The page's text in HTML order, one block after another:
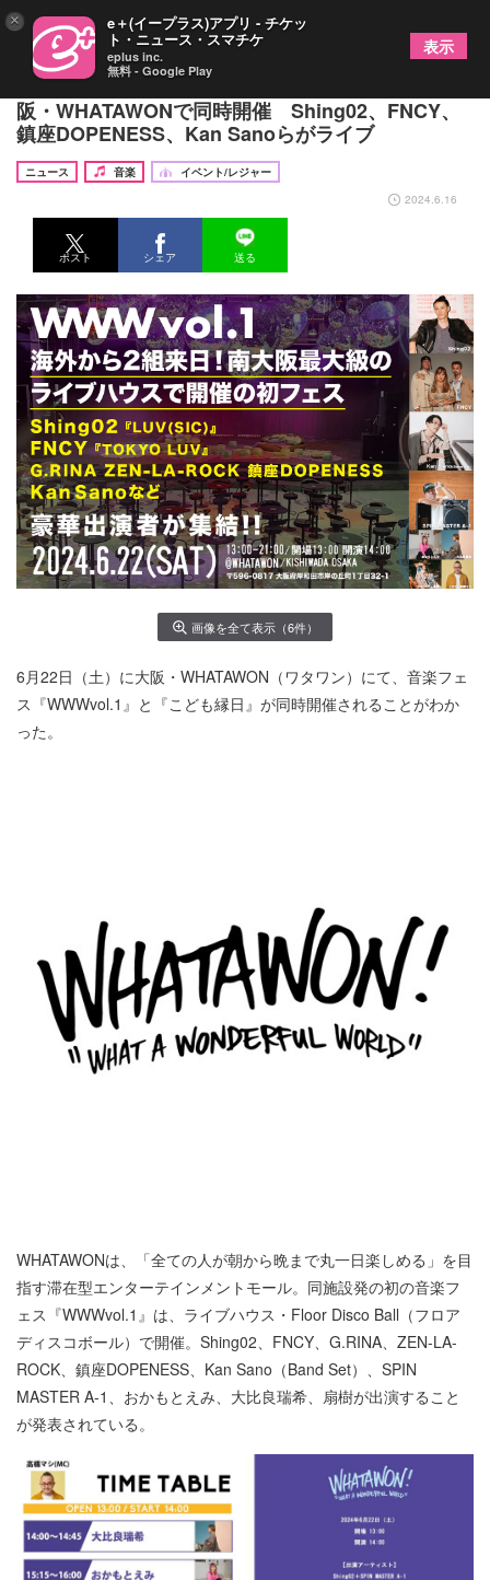
音楽フェス『WWWvol.1』と『こども縁日』が大
阪・WHATAWONで同時開催 Shing02、FNCY、
鎮座DOPENESS、Kan Sanoらがライブ
ニュース 音楽
イベント/レジャー
2024.6.16
ポスト シェア 送る
画像を全て表示（6件）
6月22日（土）に大阪・WHATAWON（ワタワン）にて、音楽フェ
ス『WWWvol.1』と『こども縁日』が同時開催されることがわか
った。
WHATAWONは、「全ての人が朝から晩まで丸一日楽しめる」を目
指す滞在型エンターテインメントモール。同施設発の初の音楽フ
ェス『WWWvol.1』は、ライブハウス・Floor Disco Ball（フロア
ディスコボール）で開催。Shing02、FNCY、G.RINA、ZEN-LA-
ROCK、鎮座DOPENESS、Kan Sano（Band Set）、SPIN
MASTER A-1、おかもとえみ、大比良瑞希、扇樹が出演すること
が発表されている。
× e＋(イープラス)アプリ - チケッ
ト・ニュース・スマチケ
eplus inc.
無料 - Google Play
表示